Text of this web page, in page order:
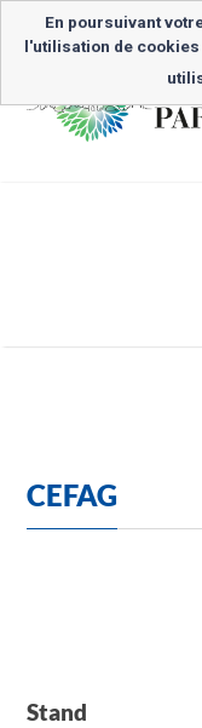
CEFAG
Stand
En poursuivant
l'utilisation de